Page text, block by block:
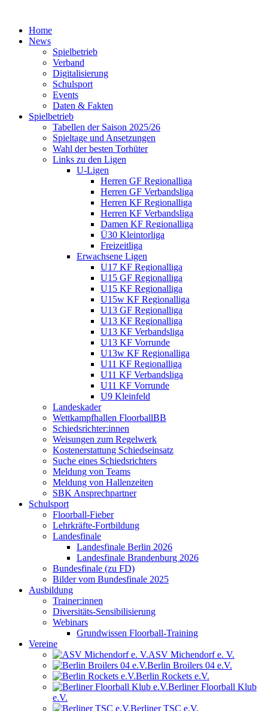
Home
News
Spielbetrieb
Verband
Digitalisierung
Schulsport
Events
Daten & Fakten
Spielbetrieb
Tabellen der Saison 2025/26
Spieltage und Ansetzungen
Wahl der besten Torhüter
Links zu den Ligen
U-Ligen
Herren GF Regionalliga
Herren GF Verbandsliga
Herren KF Regionalliga
Herren KF Verbandsliga
Damen KF Regionalliga
Ü30 Kleintorliga
Freizeitliga
Erwachsene Ligen
U17 KF Regionalliga
U15 GF Regionalliga
U15 KF Regionalliga
U15w KF Regionalliga
U13 GF Regionalliga
U13 KF Regionalliga
U13 KF Verbandsliga
U13 KF Vorrunde
U13w KF Regionalliga
U11 KF Regionalliga
U11 KF Verbandsliga
U11 KF Vorrunde
U9 Kleinfeld
Landeskader
Wettkampfhallen FloorballBB
Schiedsrichter:innen
Weisungen zum Regelwerk
Kostenerstattung Schiedseinsatz
Suche eines Schiedsrichters
Meldung von Teams
Meldung von Hallenzeiten
SBK Ansprechpartner
Schulsport
Floorball-Fieber
Lehrkräfte-Fortbildung
Landesfinale
Landesfinale Berlin 2026
Landesfinale Brandenburg 2026
Bundesfinale (zu FD)
Bilder vom Bundesfinale 2025
Ausbildung
Trainer:innen
Diversitäts-Sensibilisierung
Webinars
Grundwissen Floorball-Training
Vereine
ASV Michendorf e. V.
Berlin Broilers 04 e.V.
Berlin Rockets e.V.
Berliner Floorball Klub
e.V.
Berliner TSC e.V.